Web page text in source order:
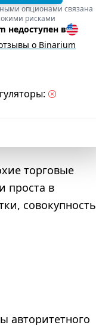
опционами связана
рисками
недоступен в
о Binarium
торговые
проста в
совокупность
авторитетного